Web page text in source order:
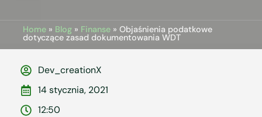
Home» Blog» Finanse» Objaśnienia podatkowe
dotyczące zasad dokumentowania WDT
Dev_creationX
14 stycznia, 2021
12:50